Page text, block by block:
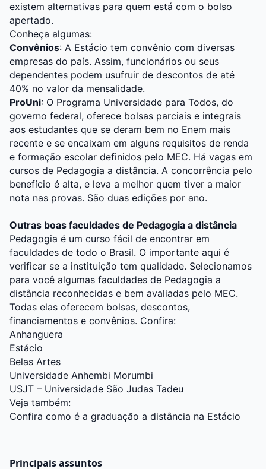
existem alternativas para quem está com o bolso
apertado.
Conheça algumas:
Convênios: A Estácio tem convênio com diversas
empresas do país. Assim, funcionários ou seus
dependentes podem usufruir de descontos de até
40% no valor da mensalidade.
ProUni: O Programa Universidade para Todos, do
governo federal, oferece bolsas parciais e integrais
aos estudantes que se deram bem no Enem mais
recente e se encaixam em alguns requisitos de renda
e formação escolar definidos pelo MEC. Há vagas em
cursos de Pedagogia a distância. A concorrência pelo
benefício é alta, e leva a melhor quem tiver a maior
nota nas provas. São duas edições por ano.
Outras boas faculdades de Pedagogia a distância
Pedagogia é um curso fácil de encontrar em
faculdades de todo o Brasil. O importante aqui é
verificar se a instituição tem qualidade. Selecionamos
para você algumas faculdades de Pedagogia a
distância reconhecidas e bem avaliadas pelo MEC.
Todas elas oferecem bolsas, descontos,
financiamentos e convênios. Confira:
Anhanguera
Estácio
Belas Artes
Universidade Anhembi Morumbi
USJT – Universidade São Judas Tadeu
Veja também:
Confira como é a graduação a distância na Estácio
Principais assuntos